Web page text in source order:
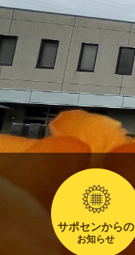
サポセンからの
お知らせ